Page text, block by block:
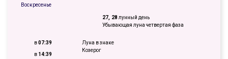
Воскресенье
27, 28лунный день
Убывающая луна четвертая фаза
в07:39
в 14:39
Луна в знаке
Козерог